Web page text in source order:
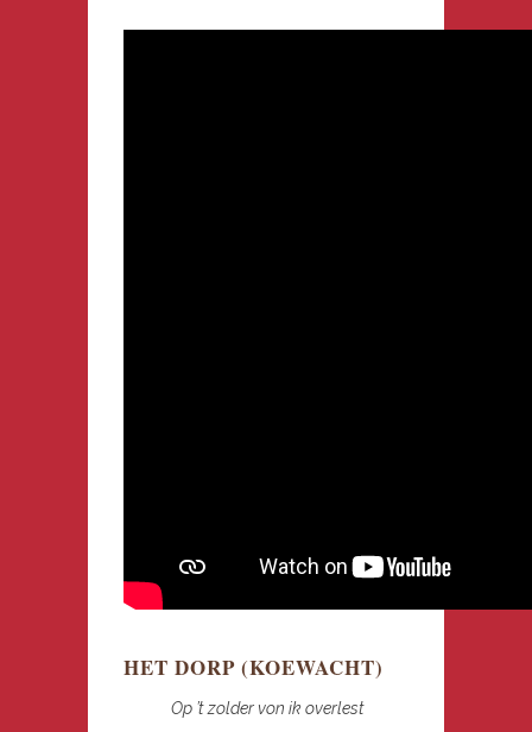
HET DORP (KOEWACHT)
Op ’t zolder von ik overlest